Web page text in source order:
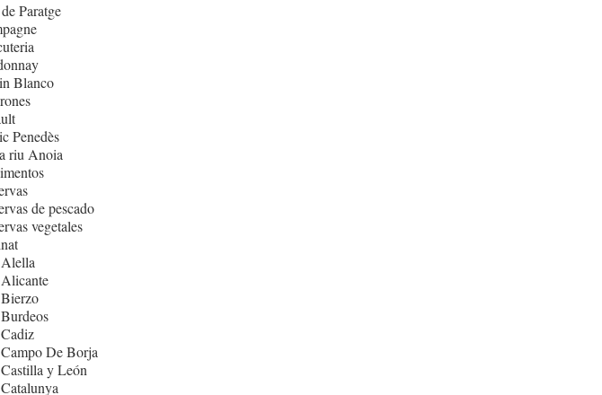
Paratge
Blanco
Penedès
riu Anoia
de pescado
vegetales
De Borja
y León